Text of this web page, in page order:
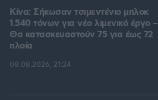
Κίνα: Σήκωσαν τσιμεντένιο μπλοκ
1.540 τόνων για νέο λιμενικό έργο –
Θα κατασκευαστούν 75 για έως 72
πλοία
08.08.2026, 21:24